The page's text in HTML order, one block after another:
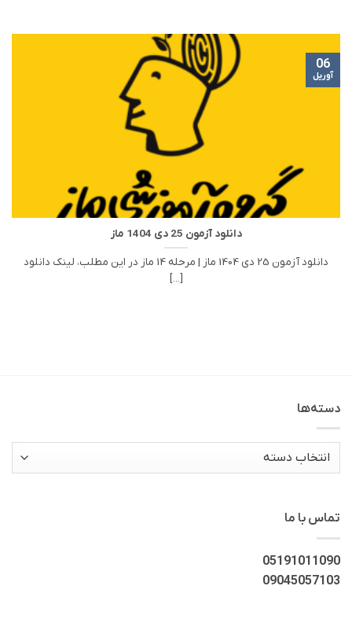
دانلود آزمون 25 دی 1404 ماز
دانلود آزمون 25 دی 1404 ماز | مرحله 14 ماز در این مطلب، لینک دانلود
[...]
06
آوریل
دسته‌ها
دسته‌ها
تماس با ما
05191011090
09045057103